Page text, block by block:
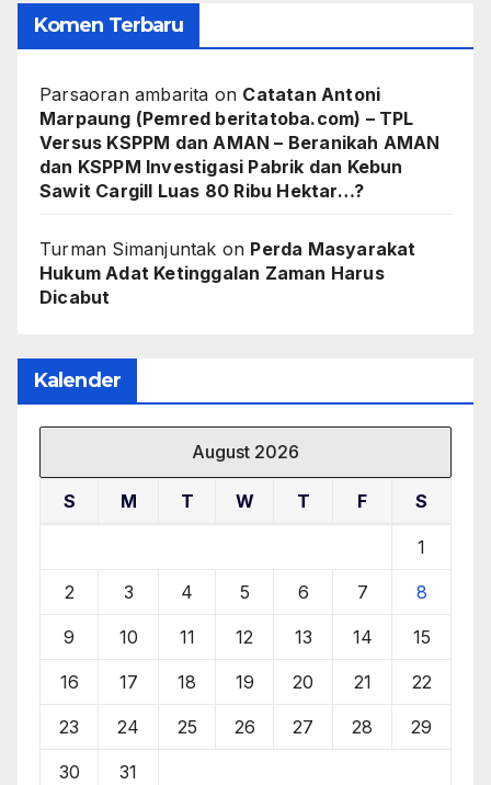
Komen Terbaru
Parsaoran ambarita on Catatan Antoni
Marpaung (Pemred beritatoba.com) – TPL
Versus KSPPM dan AMAN – Beranikah AMAN
dan KSPPM Investigasi Pabrik dan Kebun
Sawit Cargill Luas 80 Ribu Hektar…?
Turman Simanjuntak on Perda Masyarakat
Hukum Adat Ketinggalan Zaman Harus
Dicabut
Kalender
August 2026
S M T W T F S
1
2 3 4 5 6 7 8
9 10 11 12 13 14 15
16 17 18 19 20 21 22
23 24 25 26 27 28 29
30 31